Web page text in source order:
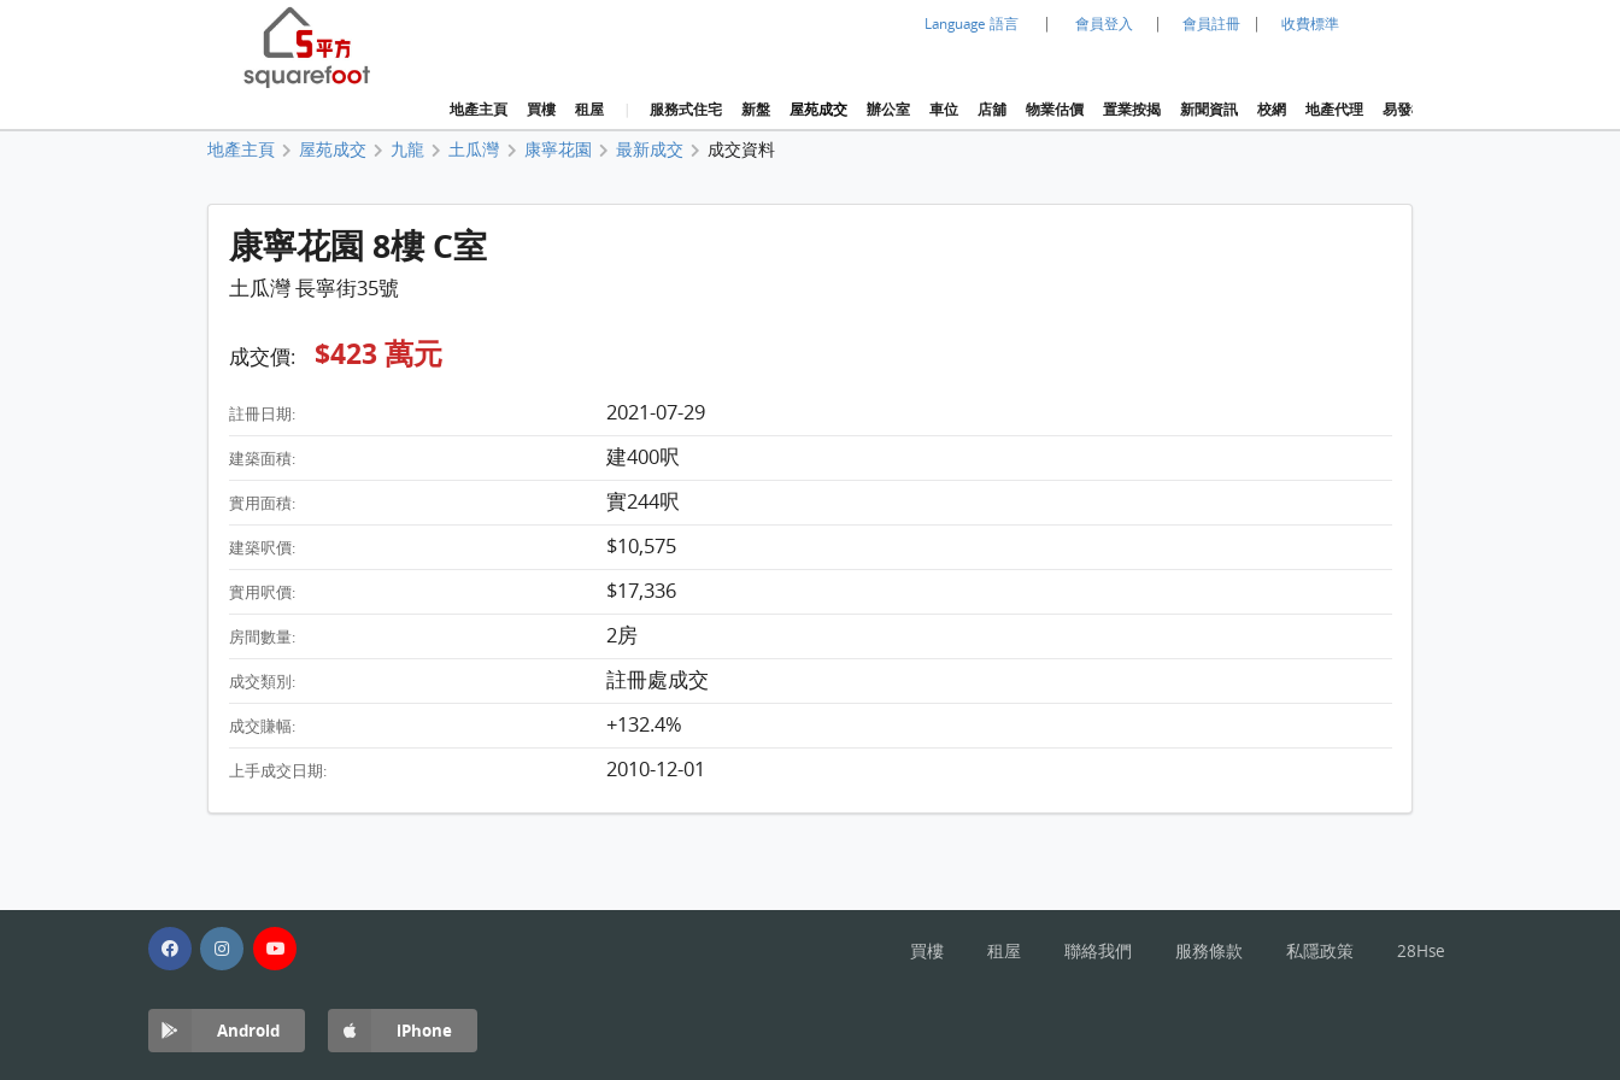
Language 語言 | 會員登入 | 會員註冊 | 收費標準
地產主頁 買樓 租屋 | 服務式住宅 新盤 屋苑成交 辦公室 車位 店舖 物業估價 置業按揭 新聞資訊 校網 地產代理 易發樓價指數
地產主頁 屋苑成交 九龍 土瓜灣 康寧花園 最新成交 成交資料
康寧花園 8樓 C室
土瓜灣 長寧街35號
成交價: $423 萬元
註冊日期: 2021-07-29
建築面積: 建400呎
實用面積: 實244呎
建築呎價: $10,575
實用呎價: $17,336
房間數量: 2房
成交類別: 註冊處成交
成交賺幅: +132.4%
上手成交日期: 2010-12-01
買樓 租屋 聯絡我們 服務條款 私隱政策 28Hse
Android iPhone